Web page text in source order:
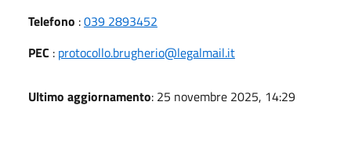
Telefono :039 2893452
PEC : protocollo.brugherio@legalmail.it
Ultimo aggiornamento: 25 novembre 2025, 14:29